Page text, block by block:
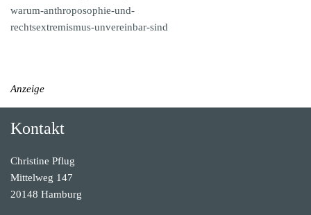
warum-anthroposophie-und-
rechtsextremismus-unvereinbar-sind
Anzeige
Kontakt
Christine Pflug
Mittelweg 147
20148 Hamburg